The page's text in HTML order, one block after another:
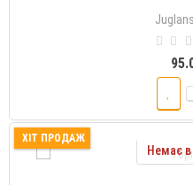
ХІТ ПРОДАЖ
Немає в